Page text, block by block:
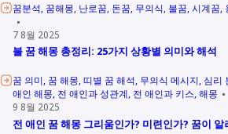
꿈분석 꿈해몽 난로꿈 돈꿈 무의식 불꿈 시계꿈
7 8월 2025
불 꿈 해몽 총정리: 25가지 상황별 의미와 해석
꿈 의미 꿈 해몽 띠별 꿈 해석 무의식 메시지 심리
애인 해몽 전 애인과 성관계 전 애인과 키스 해몽
9 8월 2025
전 애인 꿈 해몽 그리움인가? 미련인가? 꿈이